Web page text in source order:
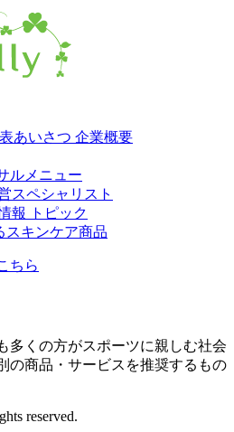
あいさつ 企業概要
ルメニュー
スペシャリスト
報 トピック
スキンケア商品
ちら
多くの方がスポーツに親しむ社会
の商品・サービスを推奨するもの
reserved.